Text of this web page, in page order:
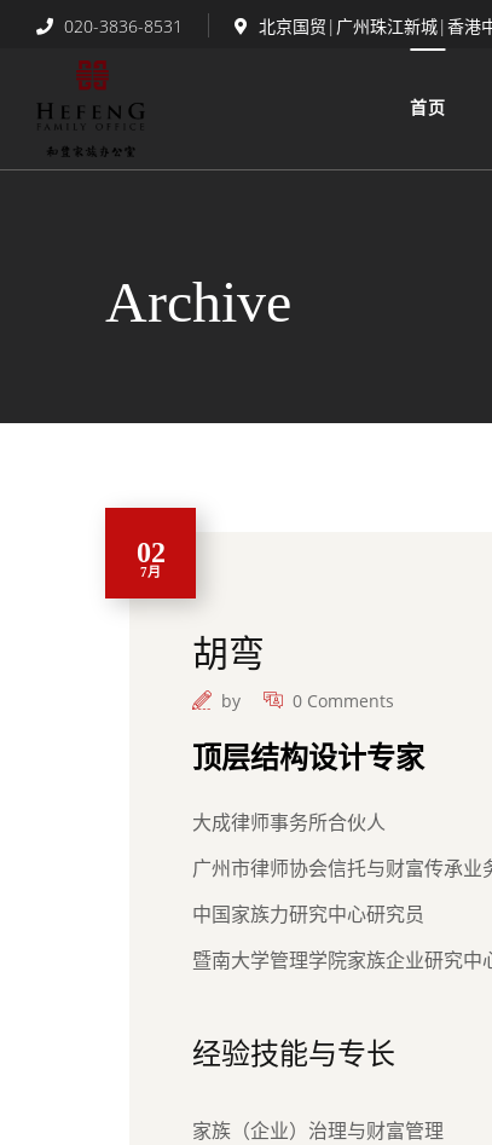
020-3836-8531 北京国贸|广州珠江新城|香港
首页
Archive
02
7月
胡弯
by 0 Comments
顶层结构设计专家
大成律师事务所合伙人
广州市律师协会信托与财富传承业
中国家族力研究中心研究员
暨南大学管理学院家族企业研究中
经验技能与专长
家族（企业）治理与财富管理